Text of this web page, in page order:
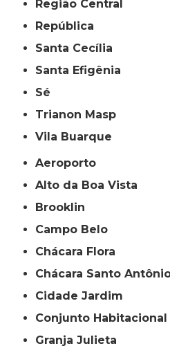
Região Central
República
Santa Cecília
Santa Efigênia
Sé
Trianon Masp
Vila Buarque
Aeroporto
Alto da Boa Vista
Brooklin
Campo Belo
Chácara Flora
Chácara Santo
Cidade Jardim
Conjunto
Granja Julieta